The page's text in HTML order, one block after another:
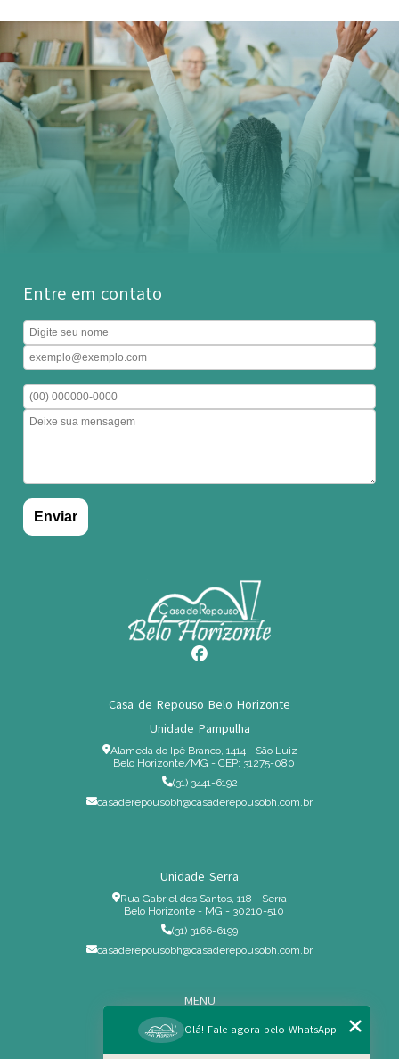
Entre em contato
Casa de Repouso Belo Horizonte
Unidade Pampulha
Alameda do Ipê Branco, 1414 - São Luiz
Belo Horizonte/MG - CEP: 31275-080
(31) 3441-6192
casaderepousobh@casaderepousobh.com.br
Unidade Serra
Rua Gabriel dos Santos, 118 - Serra
Belo Horizonte - MG - 30210-510
(31) 3166-6199
casaderepousobh@casaderepousobh.com.br
MENU
Home
Institucional
Olá! Fale agora pelo WhatsApp